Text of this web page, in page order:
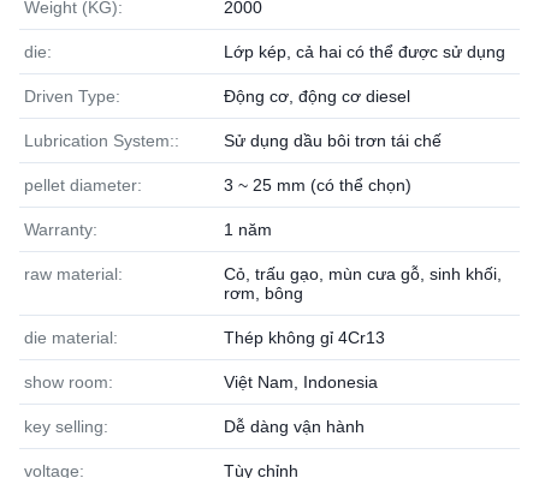
Weight (KG): 2000
die: Lớp kép, cả hai có thể được sử dụng
Driven Type: Động cơ, động cơ diesel
Lubrication System:: Sử dụng dầu bôi trơn tái chế
pellet diameter: 3 ~ 25 mm (có thể chọn)
Warranty: 1 năm
raw material:
Cỏ, trấu gạo, mùn cưa gỗ, sinh khối,
rơm, bông
die material: Thép không gỉ 4Cr13
show room: Việt Nam, Indonesia
key selling: Dễ dàng vận hành
voltage: Tùy chỉnh